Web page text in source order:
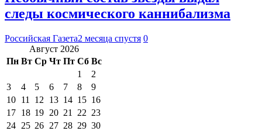
следы космического каннибализма
Российская Газета2 месяца спустя 0
Август 2026
Пн Вт Ср Чт Пт Сб Вс
1
2
3
4 5 6 7 8
9
10 11 12 13 14 15 16
17 18 19 20 21 22 23
24 25 26 27 28 29 30